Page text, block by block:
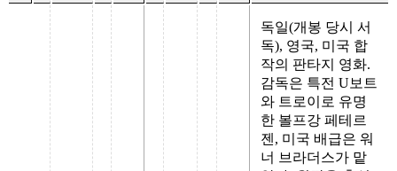
독일(개봉 당시 서
독), 영국, 미국 합
작의 판타지 영화.
감독은 특전 U보트
와 트로이로 유명
한 볼프강 페테르
젠, 미국 배급은 워
너 브라더스가 맡